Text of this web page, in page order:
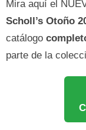
Mira aquí el
Scholl’s Otoño
catálogo
parte de la